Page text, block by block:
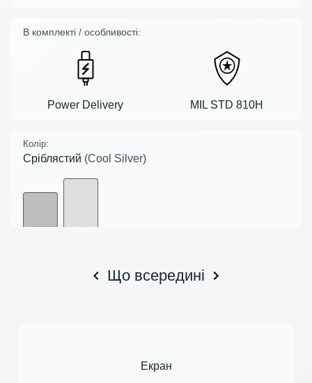
В комплекті / особливості:
Power Delivery MIL STD 810H
Колір:
Сріблястий (Cool Silver)
Що всередині
Екран